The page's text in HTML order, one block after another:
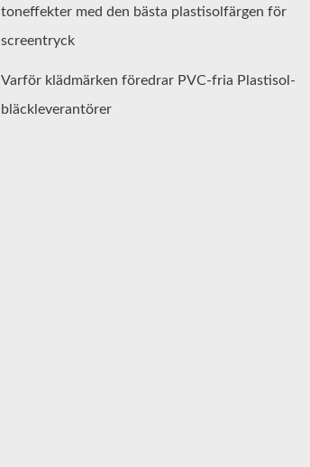
toneffekter med den bästa plastisolfärgen för
screentryck
Varför klädmärken föredrar PVC-fria Plastisol-
bläckleverantörer